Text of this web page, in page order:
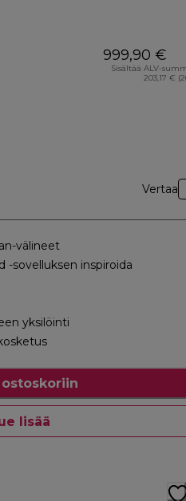
999,90 €
Sisältää ALV-
203,17 €
Vertaa
välineet
-sovelluksen inspiroida
yksilöinti
ostoskoriin
lisää